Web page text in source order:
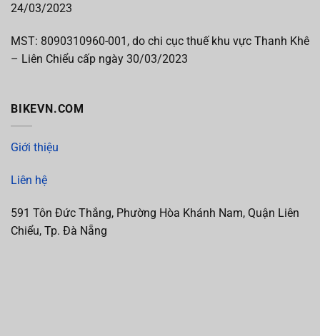
24/03/2023
MST: 8090310960-001, do chi cục thuế khu vực Thanh Khê
– Liên Chiểu cấp ngày 30/03/2023
BIKEVN.COM
Giới thiệu
Liên hệ
591 Tôn Đức Thắng, Phường Hòa Khánh Nam, Quận Liên
Chiểu, Tp. Đà Nẵng